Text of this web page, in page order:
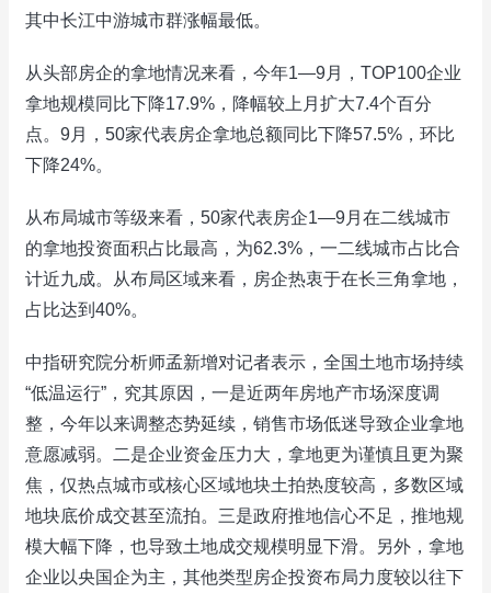
其中长江中游城市群涨幅最低。
从头部房企的拿地情况来看，今年1—9月，TOP100企业
拿地规模同比下降17.9%，降幅较上月扩大7.4个百分
点。9月，50家代表房企拿地总额同比下降57.5%，环比
下降24%。
从布局城市等级来看，50家代表房企1—9月在二线城市
的拿地投资面积占比最高，为62.3%，一二线城市占比合
计近九成。从布局区域来看，房企热衷于在长三角拿地，
占比达到40%。
中指研究院分析师孟新增对记者表示，全国土地市场持续
“低温运行”，究其原因，一是近两年房地产市场深度调
整，今年以来调整态势延续，销售市场低迷导致企业拿地
意愿减弱。二是企业资金压力大，拿地更为谨慎且更为聚
焦，仅热点城市或核心区域地块土拍热度较高，多数区域
地块底价成交甚至流拍。三是政府推地信心不足，推地规
模大幅下降，也导致土地成交规模明显下滑。另外，拿地
企业以央国企为主，其他类型房企投资布局力度较以往下